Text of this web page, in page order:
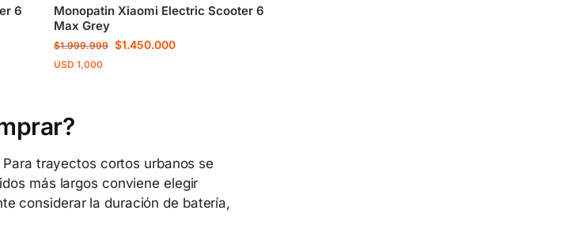
6
Monopatin Xiaomi Electric Scooter 6
Max Grey
$1.999.999 $1.450.000
USD 1,000
trayectos cortos urbanos se
más largos conviene elegir
considerar la duración de batería,